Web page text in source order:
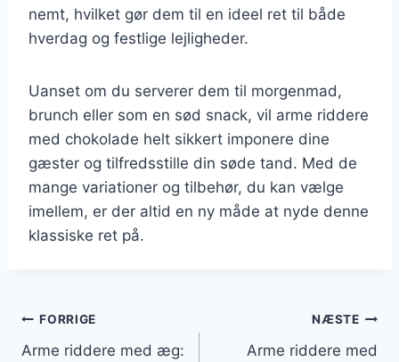
nemt, hvilket gør dem til en ideel ret til både
hverdag og festlige lejligheder.
Uanset om du serverer dem til morgenmad,
brunch eller som en sød snack, vil arme riddere
med chokolade helt sikkert imponere dine
gæster og tilfredsstille din søde tand. Med de
mange variationer og tilbehør, du kan vælge
imellem, er der altid en ny måde at nyde denne
klassiske ret på.
Indlægsnavigation
FORRIGE
Arme riddere med æg:
NÆSTE
Arme riddere med